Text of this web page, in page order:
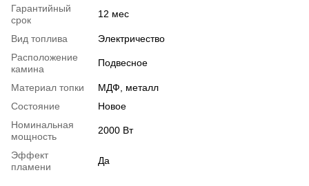
Гарантийный
срок
12 мес
Вид топлива
Электричество
Расположение
камина
Подвесное
Материал топки
МДФ, металл
Состояние
Новое
Номинальная
мощность
2000 Вт
Эффект
пламени
Да